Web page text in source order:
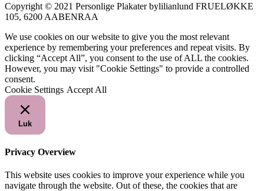
Copyright © 2021 Personlige Plakater bylilianlund FRUELØKKE
105, 6200 AABENRAA
We use cookies on our website to give you the most relevant
experience by remembering your preferences and repeat visits. By
clicking “Accept All”, you consent to the use of ALL the cookies.
However, you may visit "Cookie Settings" to provide a controlled
consent.
Cookie Settings Accept All
Luk
Privacy Overview
This website uses cookies to improve your experience while you
navigate through the website. Out of these, the cookies that are